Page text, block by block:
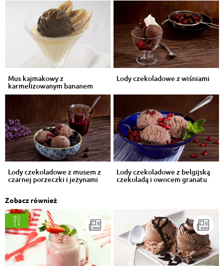
Mus kajmakowy z
karmelizowanym bananem
Lody czekoladowe z wiśniami
Lody czekoladowe z musem z
czarnej porzeczki i jeżynami
Lody czekoladowe z belgijską
czekoladą i owocem granatu
Zobacz również